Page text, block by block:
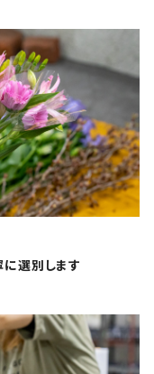
選別します